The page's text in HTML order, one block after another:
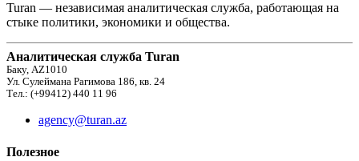
Turan — независимая аналитическая служба, работающая на
стыке политики, экономики и общества.
Аналитическая служба Turan
Баку, AZ1010
Ул. Сулеймана Рагимова 186, кв. 24
Тел.: (+99412) 440 11 96
agency@turan.az
Полезное